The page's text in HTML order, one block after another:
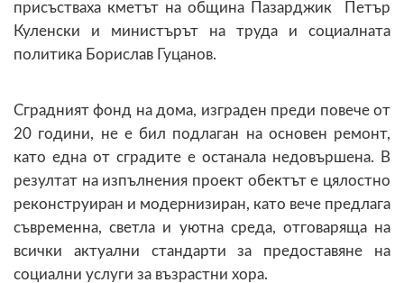
присъстваха кметът на община Пазарджик Петър
Куленски и министърът на труда и социалната
политика Борислав Гуцанов.
Сградният фонд на дома, изграден преди повече от
20 години, не е бил подлаган на основен ремонт,
като една от сградите е останала недовършена. В
резултат на изпълнения проект обектът е цялостно
реконструиран и модернизиран, като вече предлага
съвременна, светла и уютна среда, отговаряща на
всички актуални стандарти за предоставяне на
социални услуги за възрастни хора.